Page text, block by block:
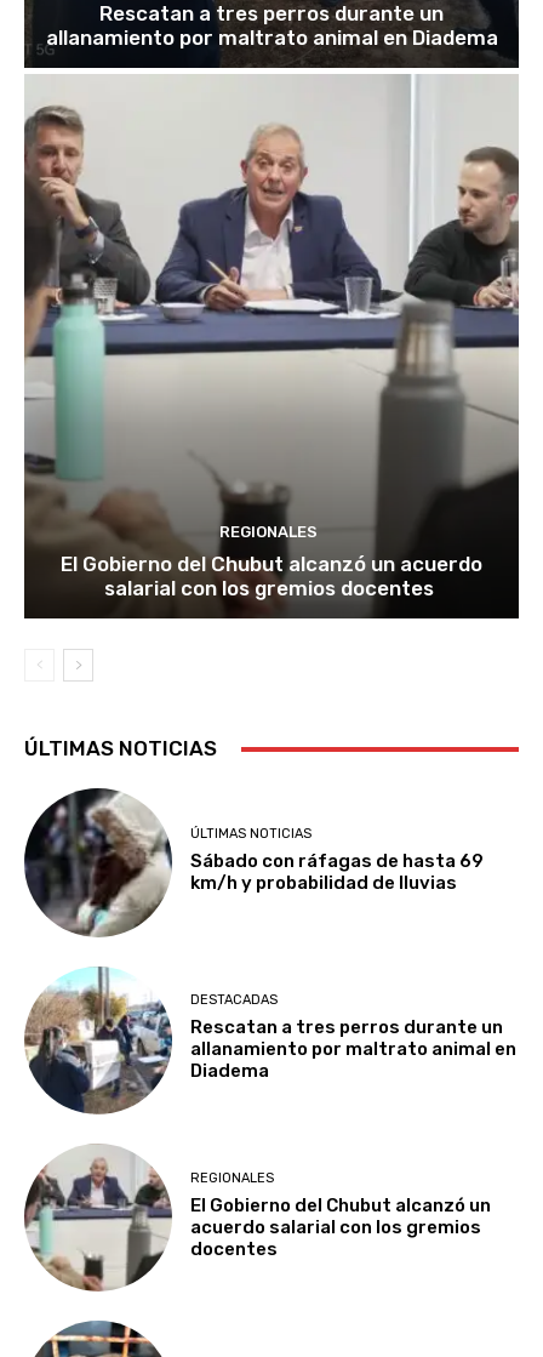
Rescatan a tres perros durante un
allanamiento por maltrato animal en Diadema
REGIONALES
El Gobierno del Chubut alcanzó un acuerdo
salarial con los gremios docentes
ÚLTIMAS NOTICIAS
ÚLTIMAS NOTICIAS
Sábado con ráfagas de hasta 69
km/h y probabilidad de lluvias
DESTACADAS
Rescatan a tres perros durante un
allanamiento por maltrato animal en
Diadema
REGIONALES
El Gobierno del Chubut alcanzó un
acuerdo salarial con los gremios
docentes